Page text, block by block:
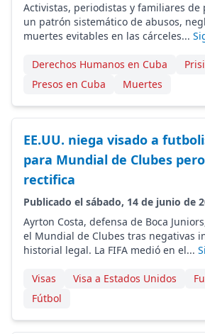
Activistas, periodistas y familiares de
un patrón sistemático de abusos,
muertes evitables en las cárceles...
Derechos Humanos en Cuba
Presos en Cuba
Muertes
EE.UU. niega visado a
para Mundial de Clubes
rectifica
Publicado el sábado, 14 de junio de
Ayrton Costa, defensa de Boca
el Mundial de Clubes tras negativas
historial legal. La FIFA medió en el...
Visas Visa a Estados Unidos
Fútbol